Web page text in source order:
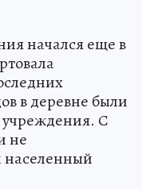
начался еще в
в деревне были
С
не
населенный